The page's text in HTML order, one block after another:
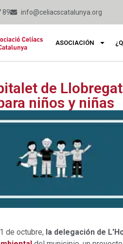
89 info@celiacscatalunya.org
ASOCIACIÓN
de
niños y niñas
de octubre, la delegación de